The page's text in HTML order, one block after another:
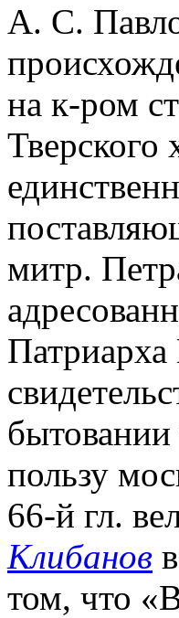
А. С.
на к-ром
Тверского
митр.
пользу
66-й гл.
Клибанов
том, что